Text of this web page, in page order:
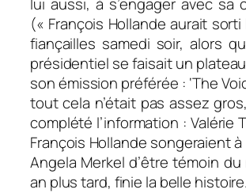
(« François Hollande aurait
fiançailles samedi soir, alors
présidentiel se faisait un
son émission préférée : ‘The
tout cela n’était pas assez
complété l’information : Valérie
François Hollande songeraient
Angela Merkel d’être témoin du
an plus tard, finie la belle histoire.